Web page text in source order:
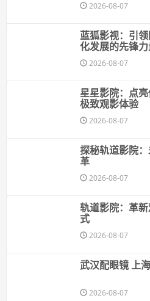
2026-08-07
蓝狐影视：引
化发展的先锋
2026-08-07
星星影院：点
极致观影体验
2026-08-07
探秘轨道影院
革
2026-08-07
轨道影院：革
式
2026-08-07
武汉配眼镜 上
2026-08-07